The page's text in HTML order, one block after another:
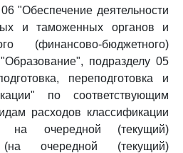
"Обеспечение деятельности
и таможенных органов и
(финансово-бюджетного)
подразделу 05
переподготовка и
по соответствующим
расходов классификации
на очередной (текущий)
очередной (текущий)